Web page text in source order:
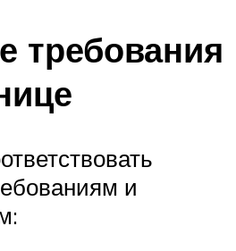
требования
и